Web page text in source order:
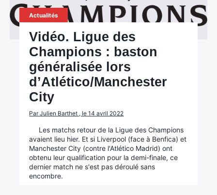
Actualités
Vidéo. Ligue des
Champions : baston
généralisée lors
d’Atlético/Manchester
City
Par Julien Barthet , le 14 avril 2022
Les matchs retour de la Ligue des Champions
avaient lieu hier. Et si Liverpool (face à Benfica) et
Manchester City (contre l'Atlético Madrid) ont
obtenu leur qualification pour la demi-finale, ce
dernier match ne s'est pas déroulé sans
encombre.
Rechercher